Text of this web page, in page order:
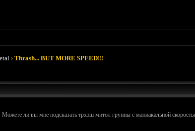
›Thrash... BUT MORE SPEED!!!
ли вы мне подсказать трхэш митол группы с маниакальной